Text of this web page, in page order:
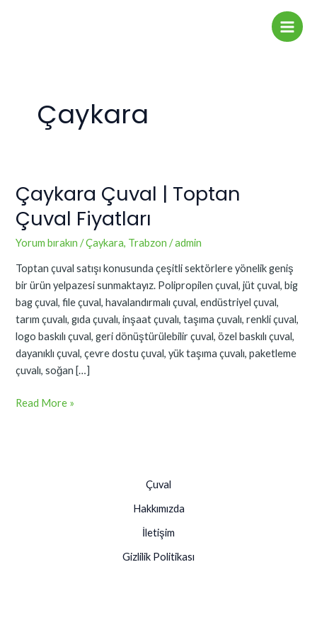
Main
Çaykara
Çaykara Çuval | Toptan
Çuval Fiyatları
Yorum bırakın /Çaykara, Trabzon /admin
Toptan çuval satışı konusunda çeşitli sektörlere yönelik geniş
bir ürün yelpazesi sunmaktayız. Polipropilen çuval, jüt çuval, big
bag çuval, file çuval, havalandırmalı çuval, endüstriyel çuval,
tarım çuvalı, gıda çuvalı, inşaat çuvalı, taşıma çuvalı, renkli çuval,
logo baskılı çuval, geri dönüştürülebilir çuval, özel baskılı çuval,
dayanıklı çuval, çevre dostu çuval, yük taşıma çuvalı, paketleme
çuvalı, soğan […]
Çaykara
Çuval
|
Toptan
Fiyatları
Read More »
Çuval
Hakkımızda
İletişim
Gizlilik Politikası